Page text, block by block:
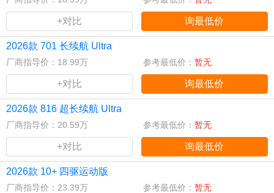
+对比 询最低价
2026款 701 长续航 Ultra
厂商指导价：18.99万 参考最低价： 暂无
+对比 询最低价
2026款 816 超长续航 Ultra
厂商指导价：20.59万 参考最低价： 暂无
+对比 询最低价
2026款 10+ 四驱运动版
厂商指导价：23.39万 参考最低价： 暂无